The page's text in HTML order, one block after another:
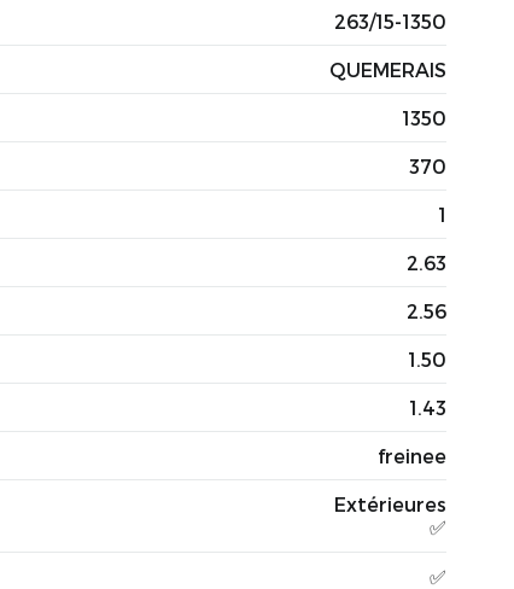
263/15-1350
QUEMERAIS
1350
370
1
2.63
2.56
1.50
1.43
freinee
Extérieures
✅
✅